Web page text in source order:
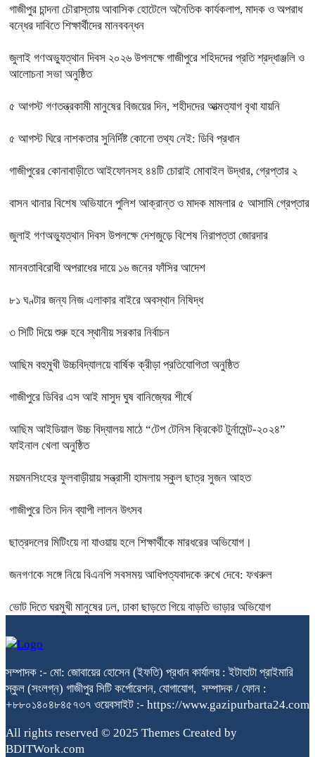
গাজীপুর চান্দনা চৌরাস্তায় আবাসিক হোটেলে অনৈতিক কার্যকলাপ, মাদক ও অপরাধ
বন্ধের দাবিতে শিক্ষার্থীদের মানববন্ধন
জুলাই গণঅভ্যুত্থান দিবস ২০২৬ উপলক্ষে গাজীপুরে শহিদদের প্রতি শ্রদ্ধাঞ্জলি ও
আলোচনা সভা অনুষ্ঠিত
৫ আগস্ট গণতন্ত্রকামী মানুষের বিজয়ের দিন, শহীদদের আত্মত্যাগ বৃথা যায়নি
৫ আগস্ট ঘিরে নাশকতার সুনির্দিষ্ট কোনো তথ্য নেই: ডিবি প্রধান
গাজীপুরের কোনাবাড়ীতে আইফোনসহ ৪৪টি চোরাই মোবাইল উদ্ধার, গ্রেপ্তার ২
বাসন থানার বিশেষ অভিযানে পুলিশ আক্রান্ত ও মাদক মামলার ৫ আসামি গ্রেপ্তার
জুলাই গণঅভ্যুত্থান দিবস উপলক্ষে দেশজুড়ে বিশেষ নিরাপত্তা জোরদার
মানবতাবিরোধী অপরাধের দায়ে ১৬ জনের ফাঁসির আদেশ
৮১ ঘণ্টার জন্য নিজ এলাকার বাইরে অবস্থান নিষিদ্ধ
৩ সিটি দিয়ে শুরু হবে স্থানীয় সরকার নির্বাচন
আছিম বহুমুখী উচ্চবিদ্যালয়ে বার্ষিক ক্রীড়া প্রতিযোগিতা অনুষ্ঠিত
গাজীপুরে ডিবির এস আই মাসুদ ঘুষ বানিজ্যের শীর্ষে
আছিম আইডিয়াল উচ্চ বিদ্যালয় মাঠে “টেপ টেনিস ক্রিকেট টুর্নামেন্ট-২০২৪”
ফাইনাল খেলা অনুষ্ঠিত
ময়মনসিংহের ফুলবাড়ীয়ায় সন্ত্রাসী হামলায় স্কুল ছাত্র সুজন আহত
গাজীপুরে তিন দিন ব্যাপী লালন উৎসব
ছাত্রদলের মিটিংয়ে না যাওয়ায় হলে শিক্ষার্থীকে মারধরের অভিযোগ।
জনগণকে সঙ্গে নিয়ে বিএনপি সবসময় আধিপত্যবাদকে রুখে দেবে: ফখরুল
ভোট দিতে ঘরমুখী মানুষের ঢল, ঢাকা ছাড়তে গিয়ে বাড়তি ভাড়ার অভিযোগ
সম্পাদক :- মো: জোবায়ের হোসেন (ইফতি) প্রধান কার্যালয় : ইটাহাটা প্রাইমারি
স্কুল (সংলগ্ন) গাজীপুর সিটি কর্পোরেশন, যোগাযোগ, সম্পাদক / ফোন :
+৮৮০১৪০৪৮৪৫৭৩৭ ওয়েবসাইট :- https://www.gazipurbarta24.com
All rights reserved © 2025 Themes Created by
BDITWork.com